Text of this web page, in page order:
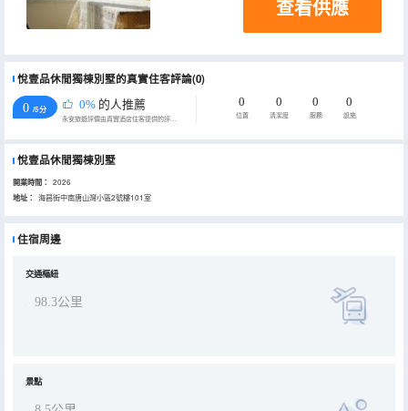
查看供應
悅壹品休閒獨棟別墅的真實住客評論(0)
0 /5分 0% 的人推薦
永安旅遊評價由真實酒店住客提供的評價。
0
位置
0
清潔度
0
服務
0
設施
悅壹品休閒獨棟別墅
開業時間： 2026
地址： 海昌街中南唐山灣小區2號樓101室
住宿周邊
交通樞紐
98.3公里
景點